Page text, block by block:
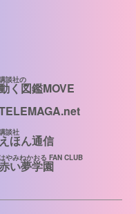
談社の
く図鑑MOVE
談社
ほん通信
やみねかおる FAN CLUB
い夢学園